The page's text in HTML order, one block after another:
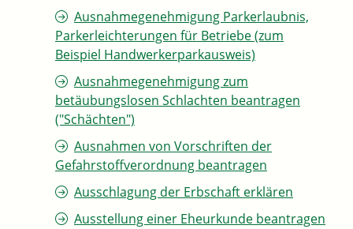
Ausnahmegenehmigung Parkerlaubnis,
Parkerleichterungen für Betriebe (zum
Beispiel Handwerkerparkausweis)
Ausnahmegenehmigung zum
betäubungslosen Schlachten beantragen
("Schächten")
Ausnahmen von Vorschriften der
Gefahrstoffverordnung beantragen
Ausschlagung der Erbschaft erklären
Ausstellung einer Eheurkunde beantragen